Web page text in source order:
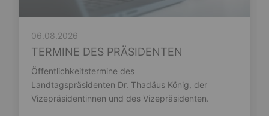
06.08.2026
TERMINE DES PRÄSIDENTEN
Öffentlichkeitstermine des
Landtagspräsidenten Dr. Thadäus König, der
Vizepräsidentinnen und des Vizepräsidenten.